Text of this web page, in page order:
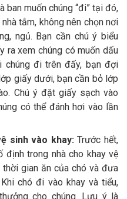
ban muốn chúng “đi” tại đó,
tắm, không nên chọn nơi
ngủ. Bạn cần chú ý biểu
ra xem chúng có muốn dấu
chúng đi trên đấy, bạn đợi
giấy dưới, bạn cần bỏ lớp
Chú ý đặt giấy sạch vào
có thể đánh hơi vào lần
sinh vào khay:Trước hết,
trong nhà cho khay vệ
gian ăn của chó và đưa
chó đi vào khay và tiểu,
cho chúng. Lưu ý là